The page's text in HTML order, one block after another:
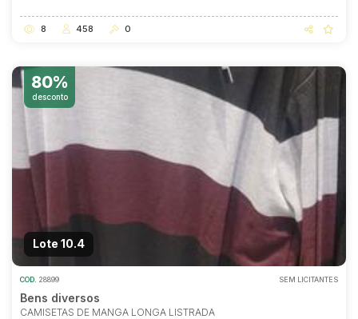
8 458 0
80%
desconto
Lote 10.4
COD. 28899 SEM LICITANTES
Bens diversos
CAMISETAS DE MANGA LONGA LISTRADA